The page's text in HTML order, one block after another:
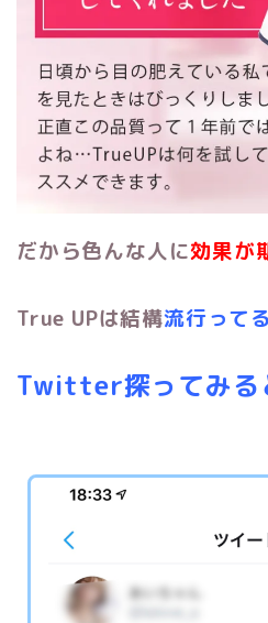
だから色んな人に効果が
True UPは結構流行ってる
Twitter探ってみる